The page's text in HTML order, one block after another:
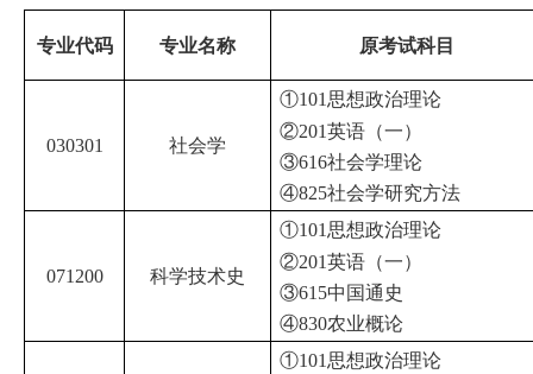
专业代码 专业名称 原考试科目
030301 社会学
①101思想政治理论
②201英语（一）
③616社会学理论
④825社会学研究方法
071200 科学技术史
①101思想政治理论
②201英语（一）
③615中国通史
④830农业概论
①101思想政治理论